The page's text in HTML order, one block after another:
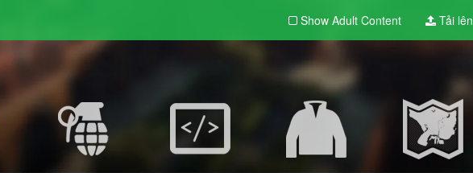
Show Adult Content Tải lên